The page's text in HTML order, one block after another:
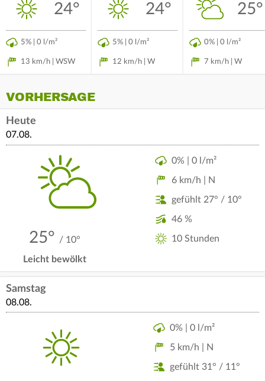
24°
5% | 0 l/m²
13 km/h | WSW
24°
5% | 0 l/m²
12 km/h | W
25°
0% | 0 l/m²
7 km/h | W
VORHERSAGE
Heute
07.08.
25° / 10°
Leicht bewölkt
0% | 0 l/m²
6 km/h | N
gefühlt 27° / 10°
46 %
10 Stunden
Samstag
08.08.
0% | 0 l/m²
5 km/h | N
gefühlt 31° / 11°